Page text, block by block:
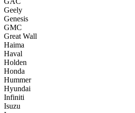
Geely
Genesis
GMC
Great Wall
Haima
Haval
Holden
Honda
Hummer
Hyundai
Infiniti
Isuzu